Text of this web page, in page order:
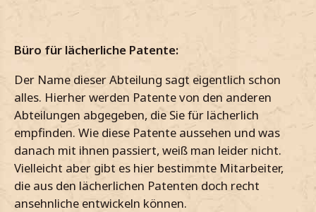
Büro für lächerliche Patente:
Der Name dieser Abteilung sagt eigentlich schon
alles. Hierher werden Patente von den anderen
Abteilungen abgegeben, die Sie für lächerlich
empfinden. Wie diese Patente aussehen und was
danach mit ihnen passiert, weiß man leider nicht.
Vielleicht aber gibt es hier bestimmte Mitarbeiter,
die aus den lächerlichen Patenten doch recht
ansehnliche entwickeln können.